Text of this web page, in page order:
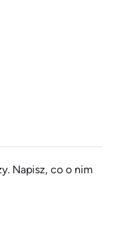
Napisz, co o nim